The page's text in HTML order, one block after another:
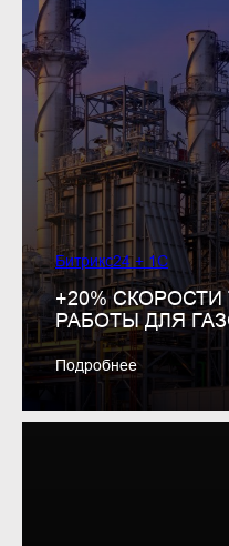
Битрикс24 + 1С
+20%
РАБОТЫ ДЛЯ
Подробнее